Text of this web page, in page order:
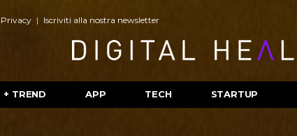
Privacy Iscriviti alla nostra newsletter
+ TREND APP TECH STARTUP